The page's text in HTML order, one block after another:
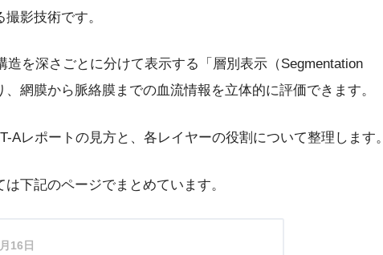
影技術です。
造を深さごとに分けて表示する「層別表示（Segmentation
網膜から脈絡膜までの血流情報を立体的に評価できます。
Aレポートの見方と、各レイヤーの役割について整理します。
下記のページでまとめています。
16日